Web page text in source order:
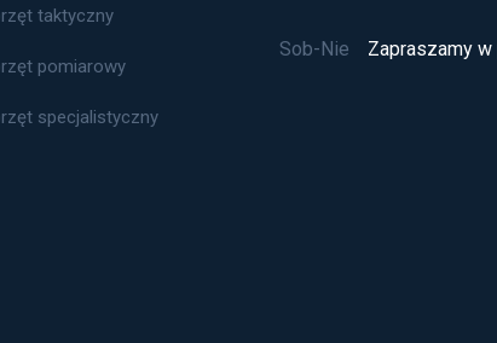
taktyczny
pomiarowy
specjalistyczny
Sob-Nie Zapraszamy w